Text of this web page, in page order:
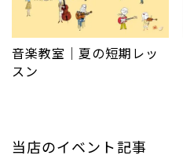
音楽教室｜夏の短期レッ
スン
当店のイベント記事